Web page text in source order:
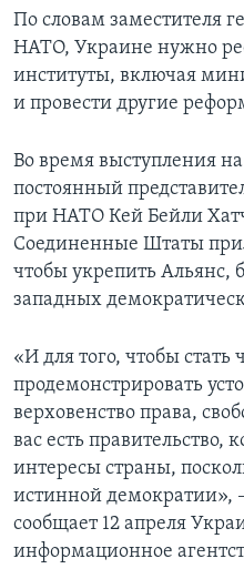
По словам заместителя
НАТО, Украине нужно
институты, включая
и провести другие
Во время выступления
постоянный
при НАТО Кей Бейли
Соединенные Штаты
чтобы укрепить Альянс,
западных
«И для того, чтобы
продемонстрировать
верховенство права,
вас есть правительство,
интересы страны,
истинной демократии»,
сообщает 12 апреля
информационное